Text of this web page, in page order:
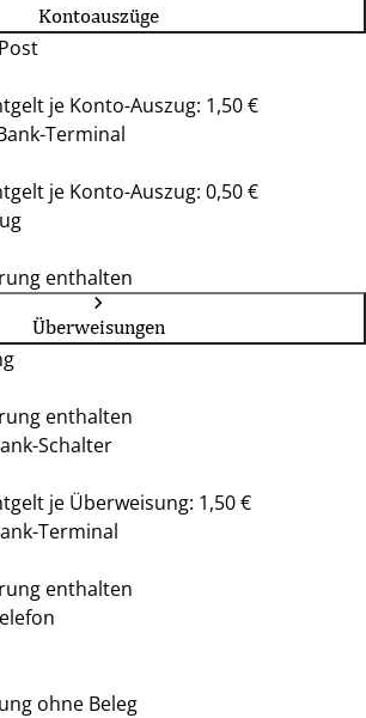
Kontoauszüge
je Konto-Auszug: 1,50 €
Terminal
je Konto-Auszug: 0,50 €
enthalten
Überweisungen
enthalten
Schalter
je Überweisung: 1,50 €
Terminal
enthalten
ohne Beleg